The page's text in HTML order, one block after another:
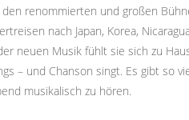
den renommierten und großen
nach Japan, Korea,
neuen Musik fühlt sie sich zu
– und Chanson singt. Es gibt so
musikalisch zu hören.